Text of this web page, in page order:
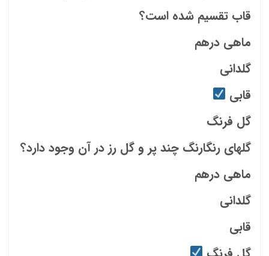
قاب تقسیم شده است؟
ماهی درهم
گلدانی
قابی
گل فرنگ
گلهای رنگارنگ چند پر و گل رز در آن وجود دارد؟
ماهی درهم
گلدانی
قابی